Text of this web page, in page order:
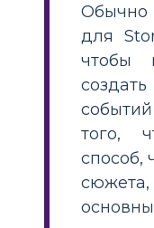
Обычно
для
чтобы
того,
способ,